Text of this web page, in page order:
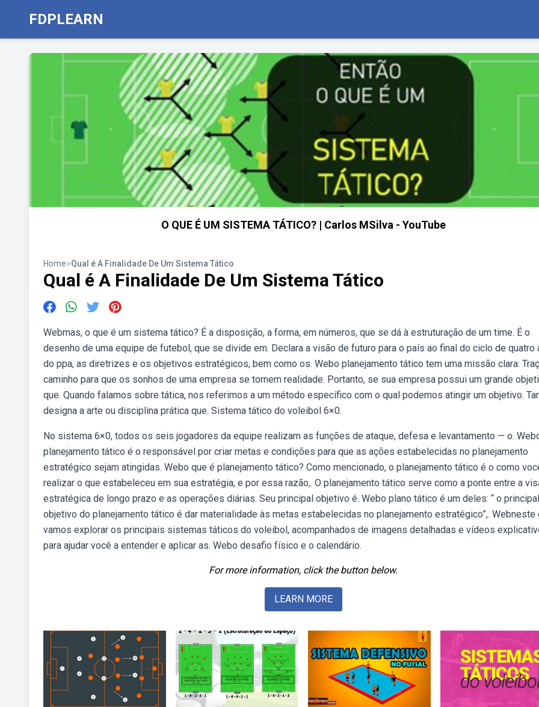
FDPLEARN
O QUE É UM SISTEMA TÁTICO? | Carlos MSilva - YouTube
Home>Qual é A Finalidade De Um Sistema Tático
Qual é A Finalidade De Um Sistema Tático
Webmas, o que é um sistema tático? É a disposição, a forma, em números, que se dá à estruturação de um time. É o
desenho de uma equipe de futebol, que se divide em. Declara a visão de futuro para o país ao final do ciclo de quatro
do ppa, as diretrizes e os objetivos estratégicos, bem como os. Webo planejamento tático tem uma missão clara:
caminho para que os sonhos de uma empresa se tornem realidade. Portanto, se sua empresa possui um grande
que. Quando falamos sobre tática, nos referimos a um método específico com o qual podemos atingir um objetivo.
designa a arte ou disciplina prática que. Sistema tático do voleibol 6×0.
No sistema 6×0, todos os seis jogadores da equipe realizam as funções de ataque, defesa e levantamento — o.
planejamento tático é o responsável por criar metas e condições para que as ações estabelecidas no planejamento
estratégico sejam atingidas. Webo que é planejamento tático? Como mencionado, o planejamento tático é o como
realizar o que estabeleceu em sua estratégia, e por essa razão,. O planejamento tático serve como a ponte entre a
estratégica de longo prazo e as operações diárias. Seu principal objetivo é. Webo plano tático é um deles: “ o principal
objetivo do planejamento tático é dar materialidade às metas estabelecidas no planejamento estratégico”,. Webneste
vamos explorar os principais sistemas táticos do voleibol, acompanhados de imagens detalhadas e vídeos
para ajudar você a entender e aplicar as. Webo desafio físico e o calendário.
For more information, click the button below.
LEARN MORE